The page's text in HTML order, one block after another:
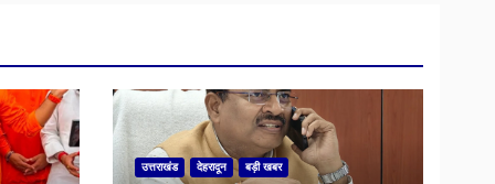
उत्तराखंड देहरादून बड़ी खबर